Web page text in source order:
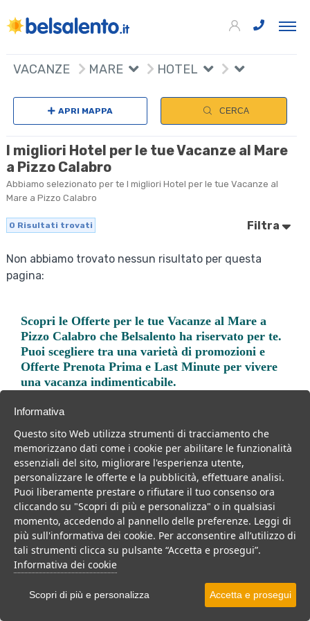
VACANZE MARE HOTEL
APRI MAPPA CERCA
I migliori Hotel per le tue Vacanze al Mare
a Pizzo Calabro
Abbiamo selezionato per te I migliori Hotel per le tue Vacanze al
Mare a Pizzo Calabro
0 Risultati trovati Filtra
Non abbiamo trovato nessun risultato per questa
pagina:
Scopri leOfferte per le tue Vacanze al Mare a
Pizzo Calabro che Belsalento ha riservato per te.
Puoi scegliere tra una varietà di promozioni e
Offerte Prenota Prima e Last Minute per vivere
una vacanza indimenticabile.
Trova la soluzione migliore per la tua prossima
vacanza.
Noi di belsalento.it abbiamo selezionato per te le migliori mete, i
migliori servizi, le migliori offerte per il tuo prossimo viaggio.
Informativa
Questo sito Web utilizza strumenti di tracciamento che
memorizzano dati come i cookie per abilitare le funzionalità
essenziali del sito, migliorare l'esperienza utente,
personalizzare le offerte e la pubblicità, effettuare analisi.
Puoi liberamente prestare o rifiutare il tuo consenso ora
cliccando su "Scopri di più e personalizza" o in qualsiasi
momento, accedendo al pannello delle preferenze. Leggi di
più sull'informativa dei cookie. Per acconsentire all’utilizzo di
tali strumenti clicca su pulsante “Accetta e prosegui”.
Informativa dei cookie
Scopri di più e personalizza Accetta e prosegui